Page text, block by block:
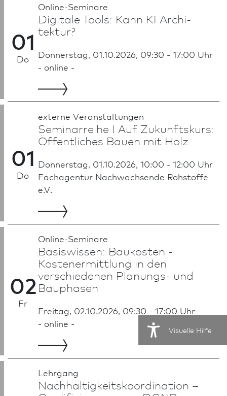
01
Do
Online-Seminare
Digitale Tools: Kann KI Archi­
tektur?
Donnerstag, 01.10.2026, 09:30 - 17:00 Uhr
- online -
01
Do
externe Veran­staltungen
Seminarreihe I Auf Zukunftskurs:
Öffentliches Bauen mit Holz
Donnerstag, 01.10.2026, 10:00 - 12:00 Uhr
Fachagentur Nachwachsende Roh­stoffe
e.V.
02
Fr
Online-Seminare
Basiswissen: Baukosten -
Kostenermittlung in den
verschiedenen Planungs- und
Bauphasen
Freitag, 02.10.2026, 09:30 - 17:00 Uhr
- online -
Lehrgang
Nachhaltigkeits­koordination –
Visuelle Hilfe